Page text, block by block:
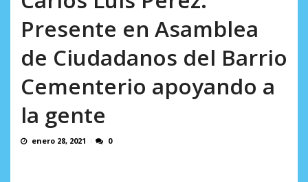
excusas, apagones y promesas
incumplidas...
AGOSTO 6, 2026
OVP denunció 15 años de violación
sistemática de derechos humanos en el
AGOSTO 6, 2026
Presente en Asamblea
de Ciudadanos del Barrio
Cementerio apoyando a
la gente
enero 28, 2021 0